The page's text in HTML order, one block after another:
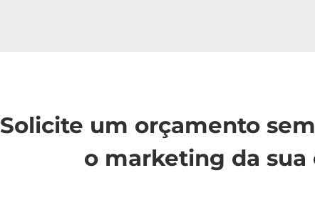
Solicite um orçamento
o marketing da